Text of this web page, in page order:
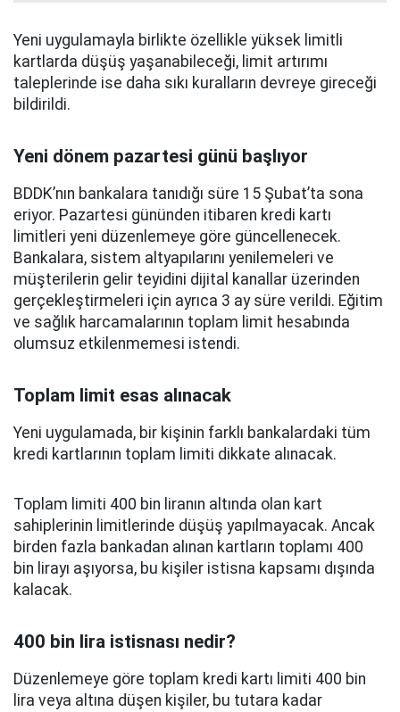
Yeni uygulamayla birlikte özellikle yüksek limitli
kartlarda düşüş yaşanabileceği, limit artırımı
taleplerinde ise daha sıkı kuralların devreye gireceği
bildirildi.
Yeni dönem pazartesi günü başlıyor
BDDK’nın bankalara tanıdığı süre 15 Şubat’ta sona
eriyor. Pazartesi gününden itibaren kredi kartı
limitleri yeni düzenlemeye göre güncellenecek.
Bankalara, sistem altyapılarını yenilemeleri ve
müşterilerin gelir teyidini dijital kanallar üzerinden
gerçekleştirmeleri için ayrıca 3 ay süre verildi. Eğitim
ve sağlık harcamalarının toplam limit hesabında
olumsuz etkilenmemesi istendi.
Toplam limit esas alınacak
Yeni uygulamada, bir kişinin farklı bankalardaki tüm
kredi kartlarının toplam limiti dikkate alınacak.
Toplam limiti 400 bin liranın altında olan kart
sahiplerinin limitlerinde düşüş yapılmayacak. Ancak
birden fazla bankadan alınan kartların toplamı 400
bin lirayı aşıyorsa, bu kişiler istisna kapsamı dışında
kalacak.
400 bin lira istisnası nedir?
Düzenlemeye göre toplam kredi kartı limiti 400 bin
lira veya altına düşen kişiler, bu tutara kadar